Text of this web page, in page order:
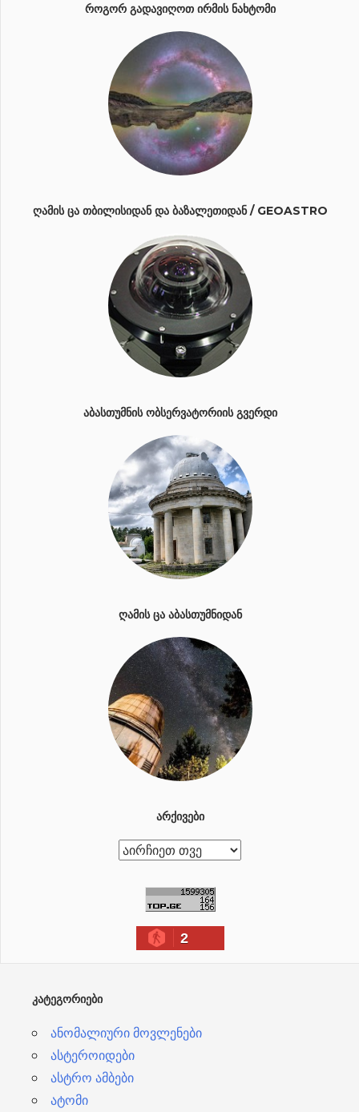
ᲠᲝᲒᲝᲠ ᲒᲐᲓᲐᲕᲘᲦᲝᲗ ᲘᲠᲛᲘᲡ ᲜᲐᲮᲢᲝᲛᲘ
ᲦᲐᲛᲘᲡ ᲪᲐ ᲗᲑᲘᲚᲘᲡᲘᲓᲐᲜ ᲓᲐ ᲑᲐᲖᲐᲚᲔᲗᲘᲓᲐᲜ / GEOASTRO
ᲐᲑᲐᲡᲗᲣᲛᲜᲘᲡ ᲝᲑᲡᲔᲠᲕᲐᲢᲝᲠᲘᲘᲡ ᲒᲕᲔᲠᲓᲘ
ᲦᲐᲛᲘᲡ ᲪᲐ ᲐᲑᲐᲡᲗᲣᲛᲜᲘᲓᲐᲜ
ᲐᲠᲥᲘᲕᲔᲑᲘ
ა
2
ᲙᲐᲢᲔᲒᲝᲠᲘᲔᲑᲘ
ანომალიური მოვლენები
ასტეროიდები
ასტრო ამბები
ატომი